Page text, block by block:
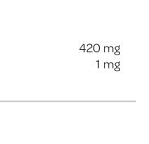
420 mg
1 mg